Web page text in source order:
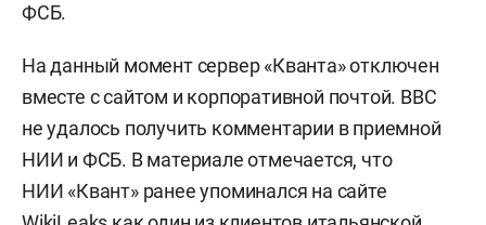
ФСБ.
На данный момент сервер «Кванта» отключен
вместе с сайтом и корпоративной почтой. BBC
не удалось получить комментарии в приемной
НИИ и ФСБ. В материале отмечается, что
НИИ «Квант» ранее упоминался на сайте